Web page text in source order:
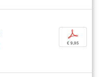
p
€ 9,95